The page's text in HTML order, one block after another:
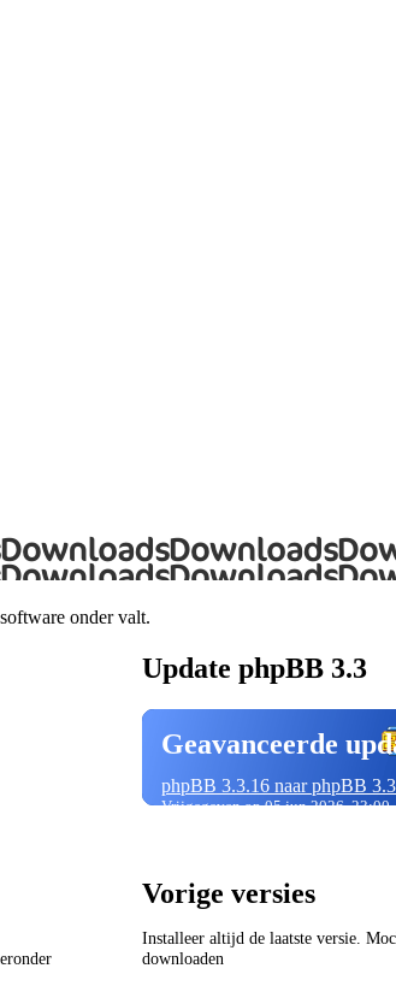
onder valt.
Update phpBB 3.3
Geavanceerde
phpBB 3.3.16 naar phpBB
Vrijgegeven op 05 jun 2026, 23:00
Vorige versies
Installeer altijd de laatste versie.
downloaden